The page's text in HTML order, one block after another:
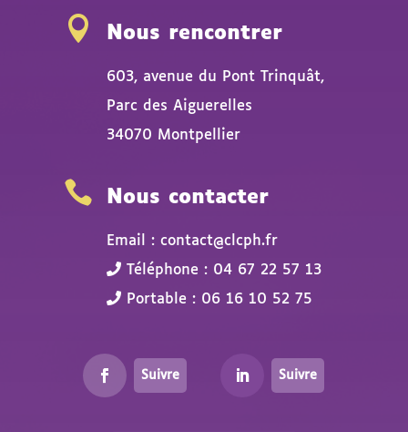
 Nous rencontrer
603, avenue du Pont Trinquât,
Parc des Aiguerelles
34070 Montpellier
 Nous contacter
Email : contact@clcph.fr
Téléphone : 04 67 22 57 13
Portable : 06 16 10 52 75
Suivre Suivre